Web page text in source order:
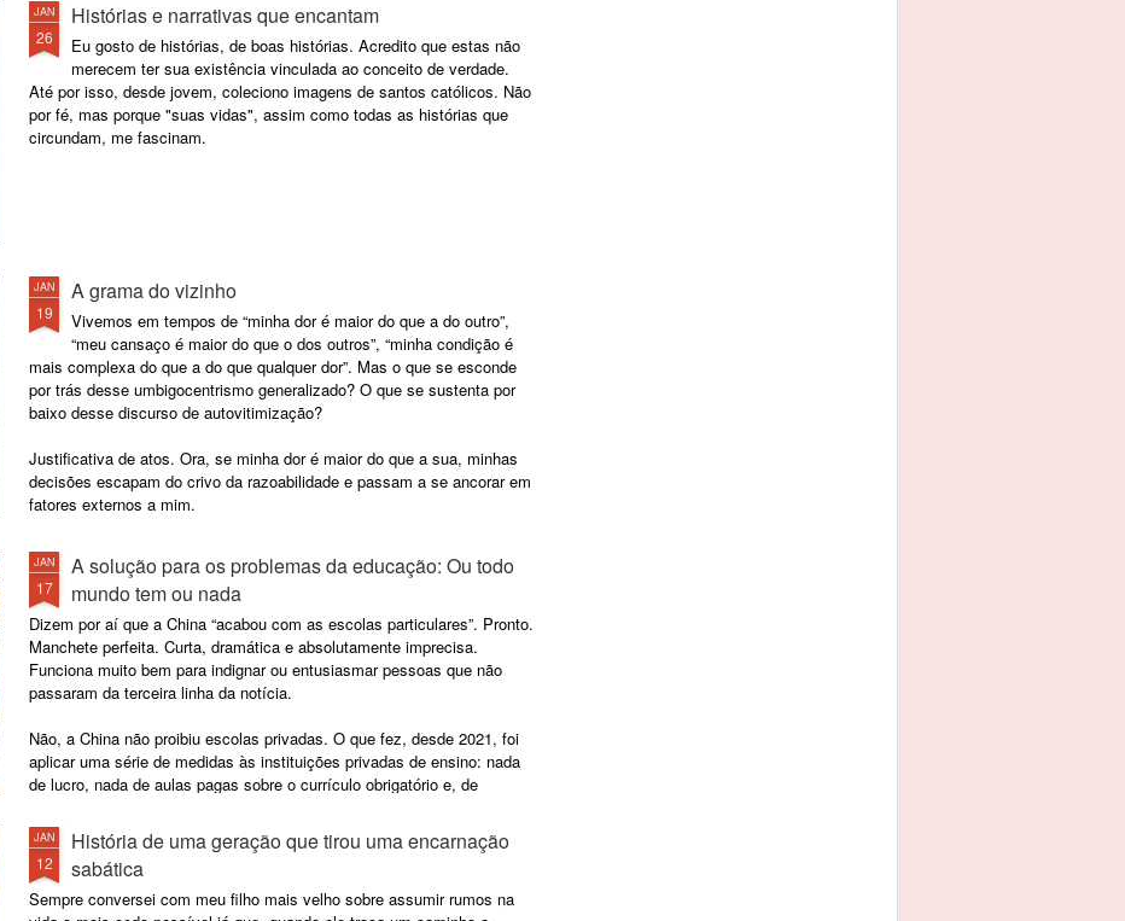
JAN
26
Histórias e narrativas que encantam
Eu gosto de histórias, de boas histórias. Acredito que estas não
merecem ter sua existência vinculada ao conceito de verdade.
Até por isso, desde jovem, coleciono imagens de santos católicos. Não
por fé, mas porque "suas vidas", assim como todas as histórias que
circundam, me fascinam.
JAN
19
A grama do vizinho
Vivemos em tempos de “minha dor é maior do que a do outro”,
“meu cansaço é maior do que o dos outros”, “minha condição é
mais complexa do que a do que qualquer dor”. Mas o que se esconde
por trás desse umbigocentrismo generalizado? O que se sustenta por
baixo desse discurso de autovitimização?
Justificativa de atos. Ora, se minha dor é maior do que a sua, minhas
decisões escapam do crivo da razoabilidade e passam a se ancorar em
fatores externos a mim.
JAN
17
A solução para os problemas da educação: Ou todo
mundo tem ou nada
Dizem por aí que a China “acabou com as escolas particulares”. Pronto.
Manchete perfeita. Curta, dramática e absolutamente imprecisa.
Funciona muito bem para indignar ou entusiasmar pessoas que não
passaram da terceira linha da notícia.
Não, a China não proibiu escolas privadas. O que fez, desde 2021, foi
aplicar uma série de medidas às instituições privadas de ensino: nada
de lucro, nada de aulas pagas sobre o currículo obrigatório e, de
JAN
12
História de uma geração que tirou uma encarnação
sabática
Sempre conversei com meu filho mais velho sobre assumir rumos na